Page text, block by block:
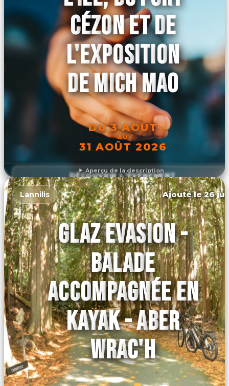
Aperçu de la description
CÉZON ET DE
L'EXPOSITION
DE MICH MAO
DU 3 AOÛT
AU
31 AOÛT 2026
DÉCOUVRIR L'ÉVÉNEMENT
Lannilis Ajouté le 26
GLAZ EVASION -
BALADE
ACCOMPAGNÉE EN
KAYAK - ABER
WRAC'H